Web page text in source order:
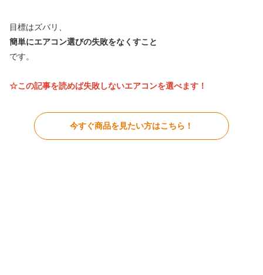
目標はズバリ、
簡単にエアコン選びの失敗をなくすこと
です。
☆この記事を読めば失敗しないエアコンを選べます！
今すぐ商品を見たい方はこちら！